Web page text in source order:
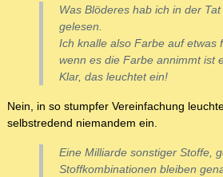
Was Blöderes hab ich in der
gelesen.
Ich knalle also Farbe auf etwas
wenn es die Farbe annimmt ist
Klar, das leuchtet ein!
Nein, in so stumpfer Vereinfachung
selbstredend niemandem ein.
Eine Milliarde sonstiger Stoffe,
Stoffkombinationen bleiben